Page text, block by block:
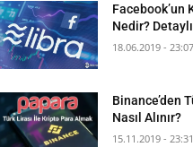
Facebook’un
Nedir?
18.06.2019 - 23:07
Binance’den
Nasıl Alınır?
15.11.2019 - 23:31